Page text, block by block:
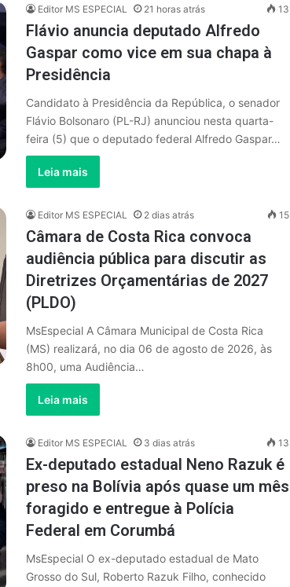
Editor MS ESPECIAL 21 horas atrás 13
Flávio anuncia deputado Alfredo
Gaspar como vice em sua chapa à
Presidência
Candidato à Presidência da República, o senador
Flávio Bolsonaro (PL-RJ) anunciou nesta quarta-
feira (5) que o deputado federal Alfredo Gaspar…
Leia mais
Editor MS ESPECIAL 2 dias atrás 15
Câmara de Costa Rica convoca
audiência pública para discutir as
Diretrizes Orçamentárias de 2027
(PLDO)
MsEspecial A Câmara Municipal de Costa Rica
(MS) realizará, no dia 06 de agosto de 2026, às
8h00, uma Audiência…
Leia mais
Editor MS ESPECIAL 3 dias atrás 13
Ex-deputado estadual Neno Razuk é
preso na Bolívia após quase um mês
foragido e entregue à Polícia
Federal em Corumbá
MsEspecial O ex-deputado estadual de Mato
Grosso do Sul, Roberto Razuk Filho, conhecido